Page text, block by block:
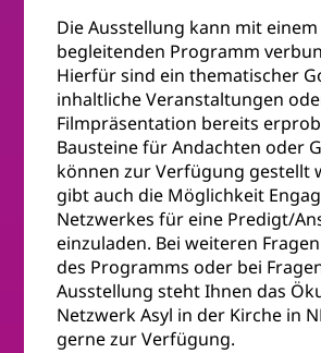
Die Ausstellung kann mit einem
begleitenden Programm
Hierfür sind ein thematischer
inhaltliche Veranstaltungen
Filmpräsentation bereits
Bausteine für Andachten oder
können zur Verfügung gestellt
gibt auch die Möglichkeit
Netzwerkes für eine Predigt/
einzuladen. Bei weiteren
des Programms oder bei
Ausstellung steht Ihnen das
Netzwerk Asyl in der Kirche in
gerne zur Verfügung.